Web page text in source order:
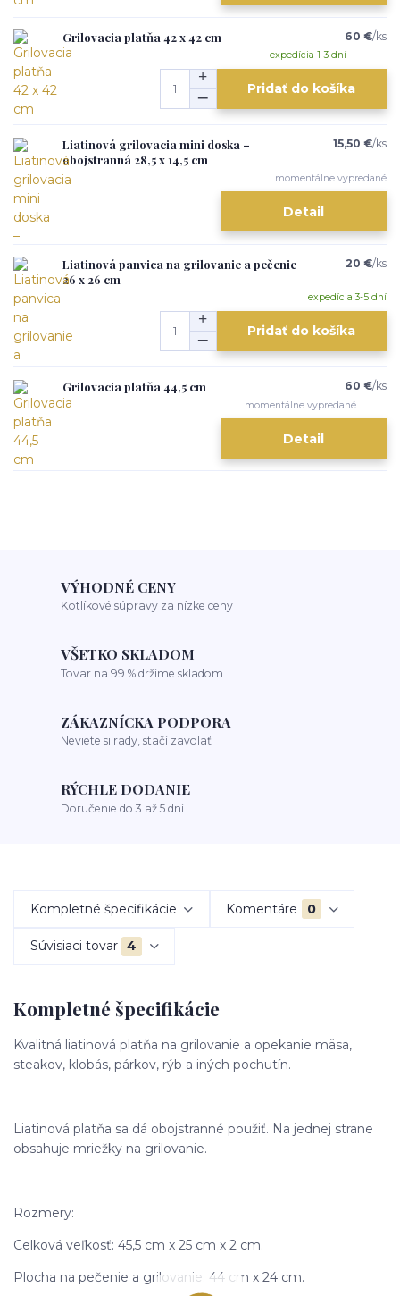
Grilovacia platňa 42 x 42 cm 60 €/ks
expedícia 1-3 dní
Pridať do košíka
Liatinová grilovacia mini doska –
obojstranná 28,5 x 14,5 cm
15,50 €/ks
momentálne vypredané
Detail
Liatinová panvica na grilovanie a pečenie
26 x 26 cm
20 €/ks
expedícia 3-5 dní
Pridať do košíka
Grilovacia platňa 44,5 cm 60 €/ks
momentálne vypredané
Detail
VÝHODNÉ CENY
Kotlíkové súpravy za nízke ceny
VŠETKO SKLADOM
Tovar na 99 % držíme skladom
ZÁKAZNÍCKA PODPORA
Neviete si rady, stačí zavolať
RÝCHLE DODANIE
Doručenie do 3 až 5 dní
Kompletné špecifikácie Komentáre 0
Súvisiaci tovar 4
Kompletné špecifikácie
Kvalitná liatinová platňa na grilovanie a opekanie mäsa,
steakov, klobás, párkov, rýb a iných pochutín.
Liatinová platňa sa dá obojstranné použiť. Na jednej strane
obsahuje mriežky na grilovanie.
Rozmery:
Celková veľkosť: 45,5 cm x 25 cm x 2 cm.
Plocha na pečenie a grilovanie: 44 cm x 24 cm.